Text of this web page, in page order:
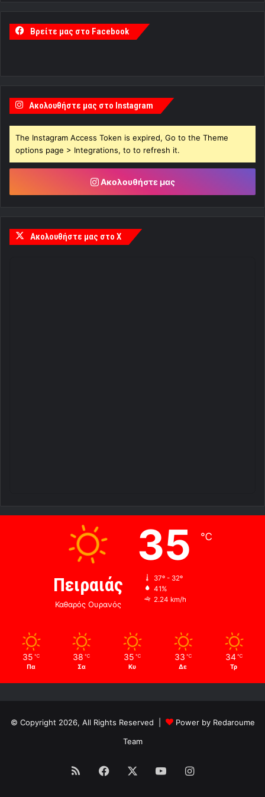
Βρείτε μας στο Facebook
Ακολουθήστε μας στο Instagram
The Instagram Access Token is expired, Go to the Theme
options page > Integrations, to to refresh it.
Ακολουθήστε μας
Ακολουθήστε μας στο X
Πειραιάς
Καθαρός Ουρανός
35 ℃
37º - 32º
41%
2.24 km/h
35 ℃
Πα
38 ℃
Σα
35 ℃
Κυ
33 ℃
Δε
34 ℃
Τρ
© Copyright 2026, All Rights Reserved |
Power by Redaroume
Team
RSS Facebook YouTubeInstagram